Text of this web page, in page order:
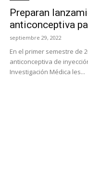
Preparan
anticonceptiva
septiembre 29, 2022
En el primer semestre de
anticonceptiva de
Investigación Médica les...